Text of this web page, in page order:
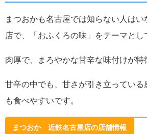
まつおかも名古屋では知らない人は
店で、「おふくろの味」をテーマとし
肉厚で、まろやかな甘辛な味付けが特
甘辛の中でも、甘さが引き立っている
も食べやすいです。
まつおか 近鉄名古屋店の店舗情報